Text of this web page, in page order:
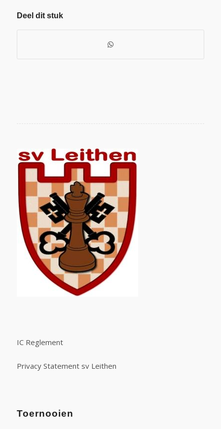
Deel dit stuk
IC Reglement
Privacy Statement sv Leithen
Toernooien